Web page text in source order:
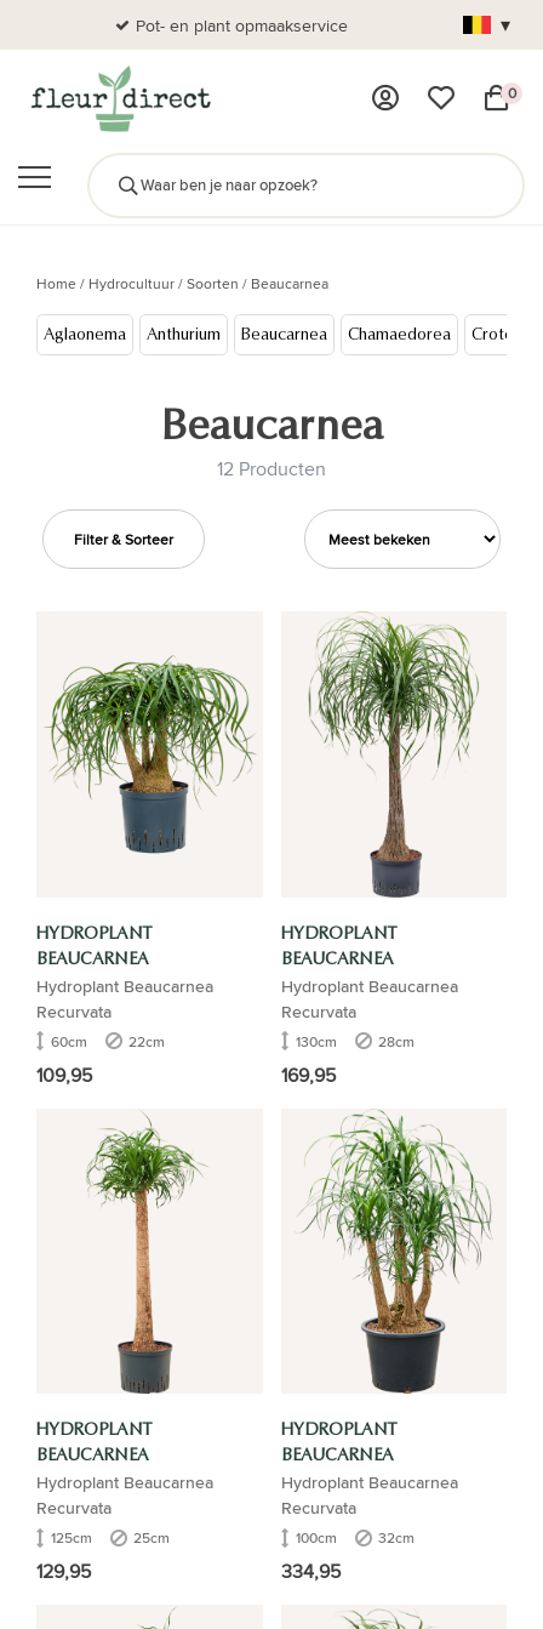
Pot- en plant opmaakservice ▾
0
Home/ Hydrocultuur/Soorten / Beaucarnea
Aglaonema Anthurium Beaucarnea Chamaedorea Croton
Beaucarnea
12 Producten
Filter & Sorteer
HYDROPLANT
BEAUCARNEA
Hydroplant Beaucarnea
Recurvata
60cm 22cm
109,95
HYDROPLANT
BEAUCARNEA
Hydroplant Beaucarnea
Recurvata
130cm 28cm
169,95
HYDROPLANT
BEAUCARNEA
Hydroplant Beaucarnea
Recurvata
125cm 25cm
129,95
HYDROPLANT
BEAUCARNEA
Hydroplant Beaucarnea
Recurvata
100cm 32cm
334,95